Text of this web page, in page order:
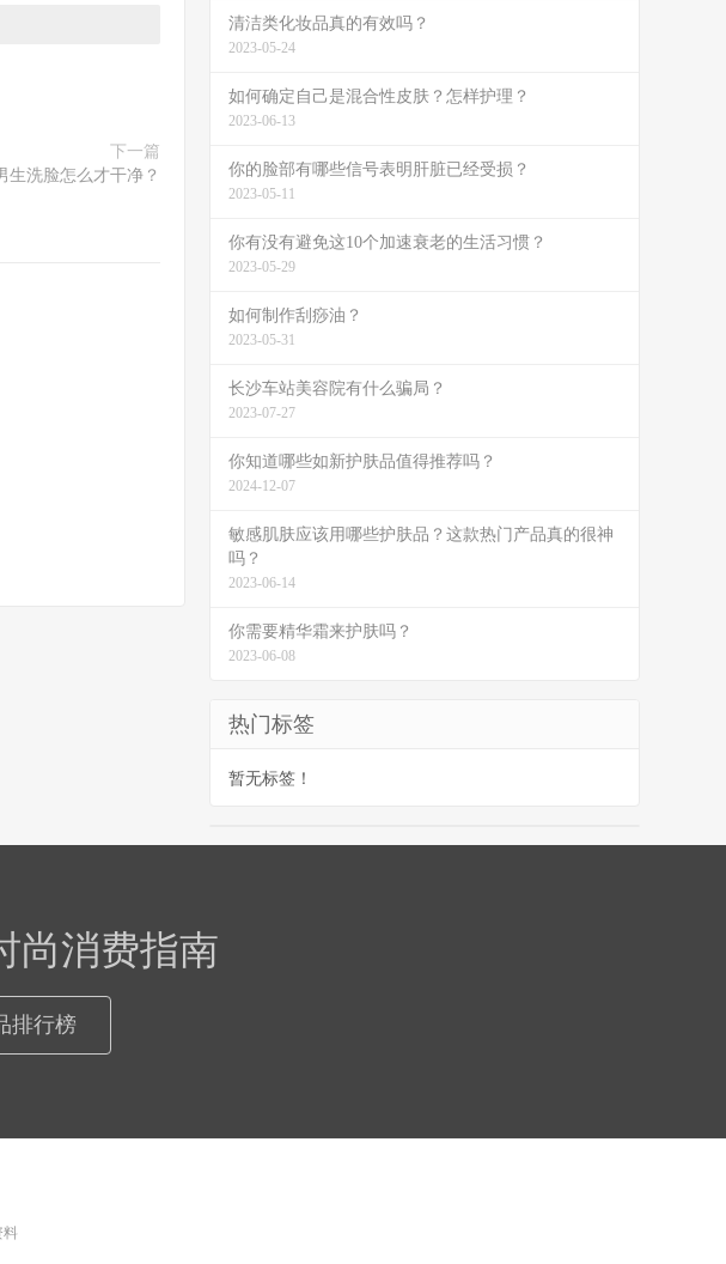
下一篇
生洗脸怎么才干净？
清洁类化妆品真的有效吗？
2023-05-24
如何确定自己是混合性皮肤？怎样护理？
2023-06-13
你的脸部有哪些信号表明肝脏已经受损？
2023-05-11
你有没有避免这10个加速衰老的生活习惯？
2023-05-29
如何制作刮痧油？
2023-05-31
长沙车站美容院有什么骗局？
2023-07-27
你知道哪些如新护肤品值得推荐吗？
2024-12-07
敏感肌肤应该用哪些护肤品？这款热门产品真的很神
吗？
2023-06-14
你需要精华霜来护肤吗？
2023-06-08
热门标签
暂无标签！
尚消费指南
排行榜
料